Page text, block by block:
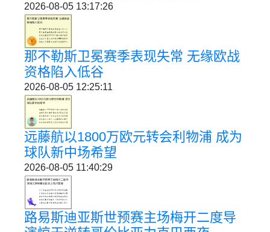
2026-08-05 13:17:26
那不勒斯卫冕赛季表现失常 无缘欧战
资格陷入低谷
2026-08-05 12:25:11
远藤航以1800万欧元转会利物浦 成为
球队新中场希望
2026-08-05 11:40:29
路易斯迪亚斯世预赛主场梅开二度导